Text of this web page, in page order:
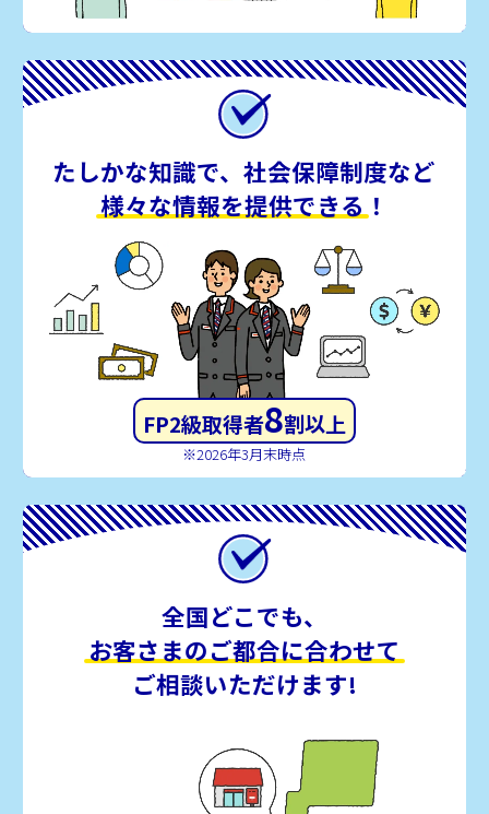
たしかな知識で、社会保障制度など
様々な情報を提供できる！
FP2級取得者8割以上
※2026年3月末時点
全国どこでも、
お客さまのご都合に合わせて
ご相談いただけます!